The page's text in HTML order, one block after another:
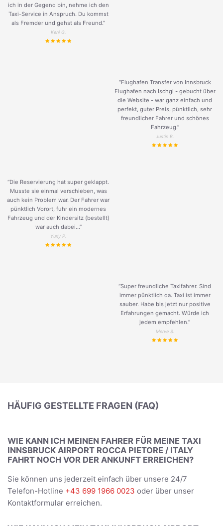
ich in der Gegend bin, nehme ich den
Taxi-Service in Anspruch. Du kommst
als Fremder und gehst als Freund.”
Keni G.
“Flughafen Transfer von Innsbruck
Flughafen nach Ischgl - gebucht über
die Website - war ganz einfach und
perfekt, guter Preis, pünktlich, sehr
freundlicher Fahrer und schönes
Fahrzeug.”
Justin B.
“Die Reservierung hat super geklappt.
Musste sie einmal verschieben, was
auch kein Problem war. Der Fahrer war
pünktlich Vorort, fuhr ein modernes
Fahrzeug und der Kindersitz (bestellt)
war auch dabei...”
Yuriy P.
“Super freundliche Taxifahrer. Sind
immer pünktlich da. Taxi ist immer
sauber. Habe bis jetzt nur positive
Erfahrungen gemacht. Würde ich
jedem empfehlen.”
Merve S.
HÄUFIG GESTELLTE FRAGEN (FAQ)
WIE KANN ICH MEINEN FAHRER FÜR MEINE TAXI
INNSBRUCK AIRPORT ROCCA PIETORE / ITALY
FAHRT NOCH VOR DER ANKUNFT ERREICHEN?
Sie können uns jederzeit einfach über unsere 24/7
Telefon-Hotline +43 699 1966 0023 oder über unser
Kontaktformular erreichen.